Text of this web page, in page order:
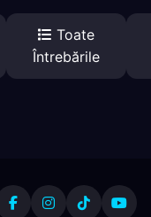
Toate
Întrebările